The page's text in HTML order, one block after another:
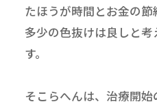
たほうが時間とお金の
多少の色抜けは良しと
す。
そこらへんは、治療開